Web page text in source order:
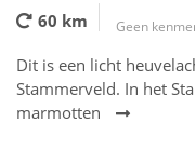
60 km Geen
Dit is een licht
Stammerveld. In het
marmotten